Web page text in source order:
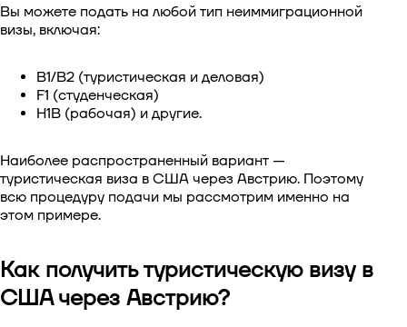
Вы можете подать на любой тип неиммиграционной
визы, включая:
B1/B2 (туристическая и деловая)
F1 (студенческая)
H1B (рабочая) и другие.
Наиболее распространенный вариант —
туристическая виза в США через Австрию. Поэтому
всю процедуру подачи мы рассмотрим именно на
этом примере.
Как получить туристическую визу в
США через Австрию?